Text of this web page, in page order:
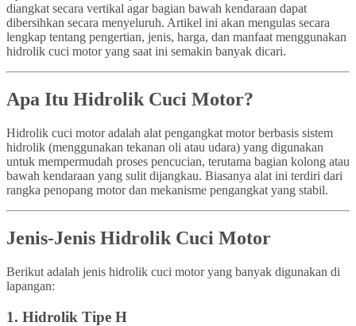
diangkat secara vertikal agar bagian bawah kendaraan dapat
dibersihkan secara menyeluruh. Artikel ini akan mengulas secara
lengkap tentang pengertian, jenis, harga, dan manfaat menggunakan
hidrolik cuci motor yang saat ini semakin banyak dicari.
Apa Itu Hidrolik Cuci Motor?
Hidrolik cuci motor adalah alat pengangkat motor berbasis sistem
hidrolik (menggunakan tekanan oli atau udara) yang digunakan
untuk mempermudah proses pencucian, terutama bagian kolong atau
bawah kendaraan yang sulit dijangkau. Biasanya alat ini terdiri dari
rangka penopang motor dan mekanisme pengangkat yang stabil.
Jenis-Jenis Hidrolik Cuci Motor
Berikut adalah jenis hidrolik cuci motor yang banyak digunakan di
lapangan:
1. Hidrolik Tipe H